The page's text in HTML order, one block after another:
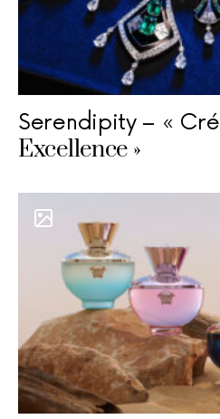
Serendipity – «
Excellence »